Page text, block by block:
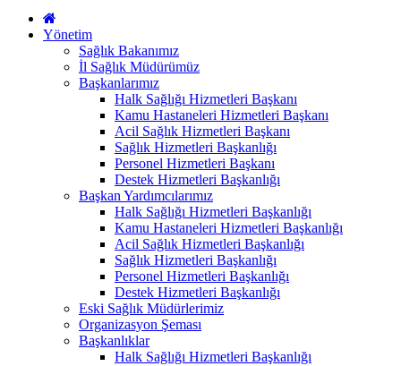
Yönetim
Sağlık Bakanımız
İl Sağlık Müdürümüz
Başkanlarımız
Halk Sağlığı Hizmetleri Başkanı
Kamu Hastaneleri Hizmetleri Başkanı
Acil Sağlık Hizmetleri Başkanı
Sağlık Hizmetleri Başkanlığı
Personel Hizmetleri Başkanı
Destek Hizmetleri Başkanlığı
Başkan Yardımcılarımız
Halk Sağlığı Hizmetleri Başkanlığı
Kamu Hastaneleri Hizmetleri Başkanlığı
Acil Sağlık Hizmetleri Başkanlığı
Sağlık Hizmetleri Başkanlığı
Personel Hizmetleri Başkanlığı
Destek Hizmetleri Başkanlığı
Eski Sağlık Müdürlerimiz
Organizasyon Şeması
Başkanlıklar
Halk Sağlığı Hizmetleri Başkanlığı